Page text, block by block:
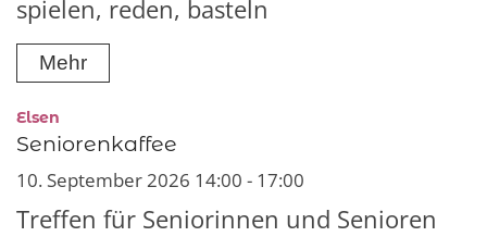
spielen, reden, basteln
Mehr
Elsen
Seniorenkaffee
10. September 2026 14:00 - 17:00
Treffen für Seniorinnen und Senioren